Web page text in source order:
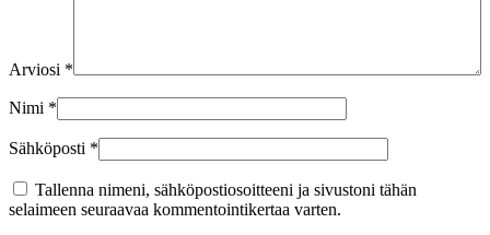
Arviosi *
Nimi *
Sähköposti *
Tallenna nimeni, sähköpostiosoitteeni ja sivustoni tähän
selaimeen seuraavaa kommentointikertaa varten.